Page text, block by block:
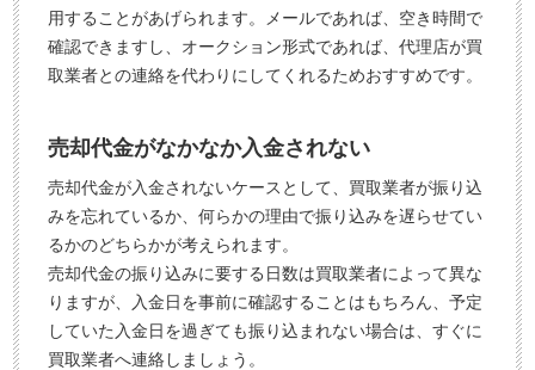
用することがあげられます。メールであれば、空き時間で
確認できますし、オークション形式であれば、代理店が買
取業者との連絡を代わりにしてくれるためおすすめです。
売却代金がなかなか入金されない
売却代金が入金されないケースとして、買取業者が振り込
みを忘れているか、何らかの理由で振り込みを遅らせてい
るかのどちらかが考えられます。
売却代金の振り込みに要する日数は買取業者によって異な
りますが、入金日を事前に確認することはもちろん、予定
していた入金日を過ぎても振り込まれない場合は、すぐに
買取業者へ連絡しましょう。